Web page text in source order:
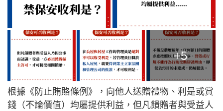
+5
根據《防止賄賂條例》，向他人送贈禮物、利是或賞
錢（不論價值）均屬提供利益，但凡饋贈者與受益人